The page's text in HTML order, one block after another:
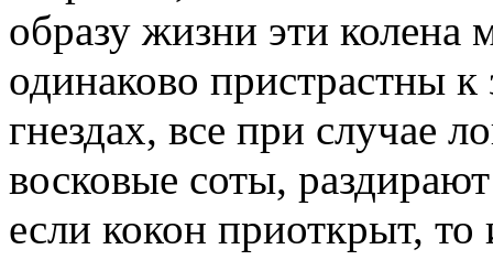
образу жизни эти колена
одинаково пристрастны
гнездах, все при случае
восковые соты,
если кокон приоткрыт,